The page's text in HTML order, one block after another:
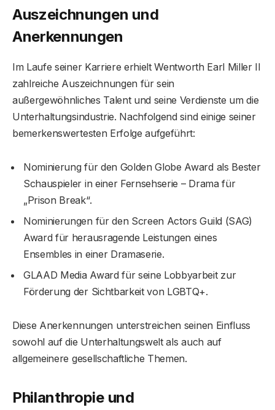
Auszeichnungen und
Anerkennungen
Im Laufe seiner Karriere erhielt Wentworth Earl Miller II
zahlreiche Auszeichnungen für sein
außergewöhnliches Talent und seine Verdienste um die
Unterhaltungsindustrie. Nachfolgend sind einige seiner
bemerkenswertesten Erfolge aufgeführt:
Nominierung für den Golden Globe Award als Bester
Schauspieler in einer Fernsehserie – Drama für
„Prison Break“.
Nominierungen für den Screen Actors Guild (SAG)
Award für herausragende Leistungen eines
Ensembles in einer Dramaserie.
GLAAD Media Award für seine Lobbyarbeit zur
Förderung der Sichtbarkeit von LGBTQ+.
Diese Anerkennungen unterstreichen seinen Einfluss
sowohl auf die Unterhaltungswelt als auch auf
allgemeinere gesellschaftliche Themen.
Philanthropie und